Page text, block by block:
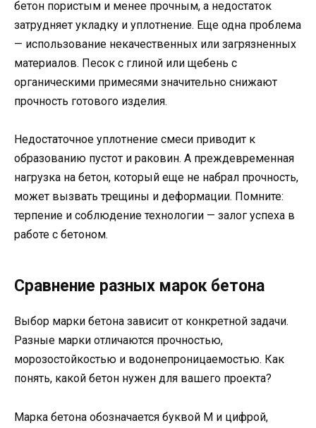
бетон пористым и менее прочным, а недостаток
затрудняет укладку и уплотнение. Еще одна проблема
— использование некачественных или загрязненных
материалов. Песок с глиной или щебень с
органическими примесями значительно снижают
прочность готового изделия.
Недостаточное уплотнение смеси приводит к
образованию пустот и раковин. А преждевременная
нагрузка на бетон, который еще не набрал прочность,
может вызвать трещины и деформации. Помните:
терпение и соблюдение технологии — залог успеха в
работе с бетоном.
Сравнение разных марок бетона
Выбор марки бетона зависит от конкретной задачи.
Разные марки отличаются прочностью,
морозостойкостью и водонепроницаемостью. Как
понять, какой бетон нужен для вашего проекта?
Марка бетона обозначается буквой М и цифрой,